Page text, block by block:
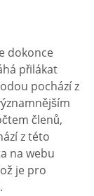
dokonce
přilákat
pochází z
členů,
z této
na webu
je pro